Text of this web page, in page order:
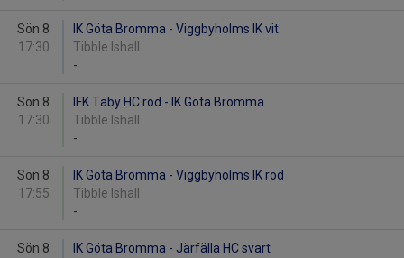
Sön 8
17:30
IK Göta Bromma - Viggbyholms IK vit
Tibble Ishall
-
Sön 8
17:30
IFK Täby HC röd - IK Göta Bromma
Tibble Ishall
-
Sön 8
17:55
IK Göta Bromma - Viggbyholms IK röd
Tibble Ishall
-
Sön 8
IK Göta Bromma - Järfälla HC svart